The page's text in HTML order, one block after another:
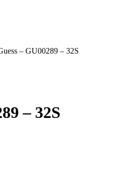
– GU00289 – 32S
– 32S